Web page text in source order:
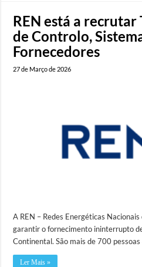
REN está a
de Controlo,
Fornecedores
27 de Março de 2026
A REN – Redes Energéticas
garantir o fornecimento ininterrupto
Continental. São mais de 700
Ler Mais »